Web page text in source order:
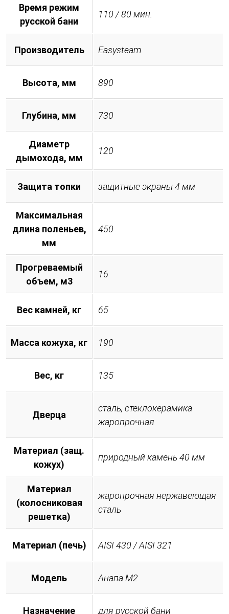
Время режим
русской бани
110 / 80 мин.
Производитель Easysteam
Высота, мм 890
Глубина, мм 730
Диаметр
дымохода, мм
120
Защита топки защитные экраны 4 мм
Максимальная
длина поленьев,
мм
450
Прогреваемый
объем, м3
16
Вес камней, кг 65
Масса кожуха, кг 190
Вес, кг 135
Дверца
сталь, стеклокерамика
жаропрочная
Материал (защ.
кожух)
природный камень 40 мм
Материал
(колосниковая
решетка)
жаропрочная нержавеющая
сталь
Материал (печь) AISI 430 / AISI 321
Модель Анапа М2
Назначение для русской бани